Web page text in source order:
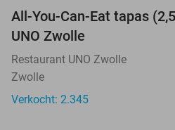
All-You-Can-Eat tapas
UNO Zwolle
Restaurant UNO Zwolle
Zwolle
Verkocht: 2.345